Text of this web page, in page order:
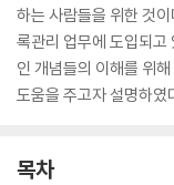
하는 사람들을 위한 것
록관리 업무에 도입되고
인 개념들의 이해를 위
도움을 주고자 설명하였
목차